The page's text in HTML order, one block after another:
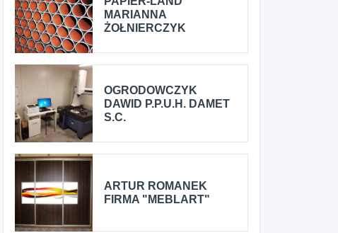
MARIANNA
ŻOŁNIERCZYK
OGRODOWCZYK
DAWID P.P.U.H. DAMET
S.C.
ARTUR ROMANEK
FIRMA "MEBLART"